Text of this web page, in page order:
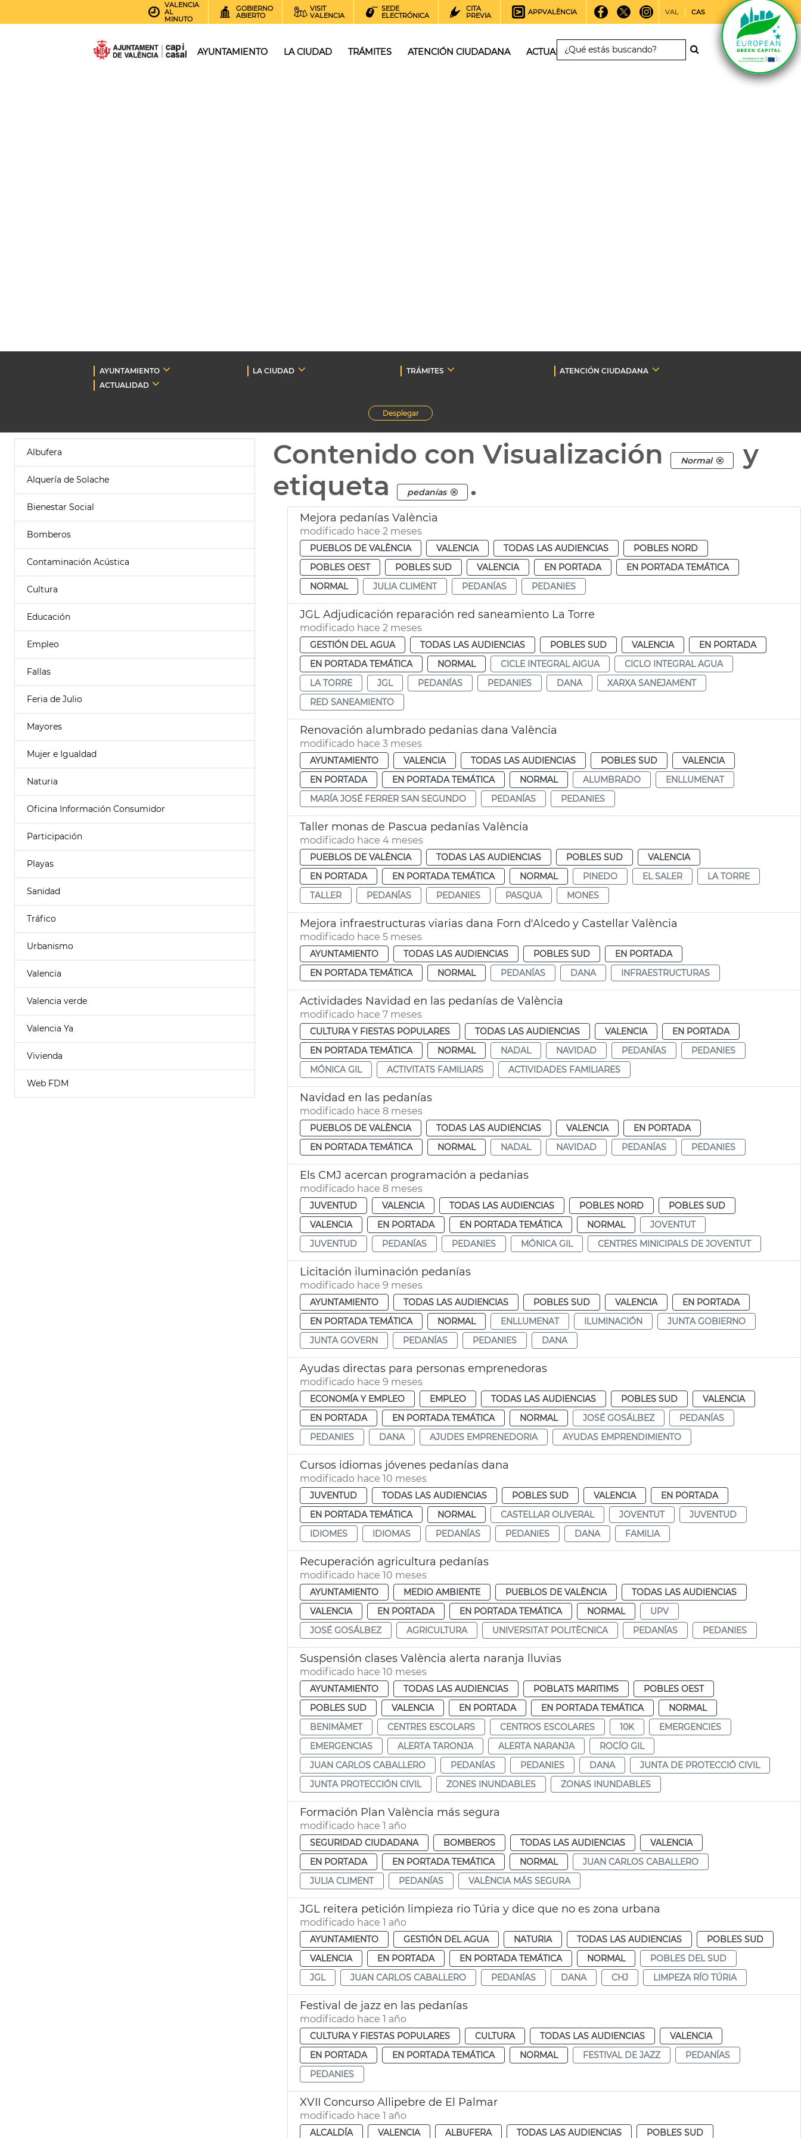
VALENCIA
AL
MINUTO
GOBIERNO
ABIERTO
VISIT
VALENCIA
SEDE
ELECTRÓNICA
CITA
PREVIA
APPVALÈNCIA VAL CAS
AYUNTAMIENTO LA CIUDAD TRÁMITES ATENCIÓN CIUDADANA ACTUALIDAD
AYUNTAMIENTO LA CIUDAD TRÁMITES
ATENCIÓN CIUDADANA
ACTUALIDAD
Desplegar
Albufera
Alquería de Solache
Bienestar Social
Bomberos
Contaminación Acústica
Cultura
Educación
Empleo
Fallas
Feria de Julio
Mayores
Mujer e Igualdad
Naturia
Oficina Información Consumidor
Participación
Playas
Sanidad
Tráfico
Urbanismo
Valencia
Valencia verde
Valencia Ya
Vivienda
Web FDM
Contenido con Visualización Normal
y
etiqueta
pedanías .
Mejora pedanías València
modificado hace 2 meses
PUEBLOS DE VALÈNCIA VALENCIA TODAS LAS AUDIENCIAS
POBLES NORD
POBLES OEST
POBLES SUD VALENCIA EN PORTADA
EN PORTADA TEMÁTICA
NORMAL
JULIA CLIMENT PEDANÍAS PEDANIES
JGL Adjudicación reparación red saneamiento La Torre
modificado hace 2 meses
GESTIÓN DEL AGUA TODAS LAS AUDIENCIAS POBLES SUD VALENCIA
EN PORTADA
EN PORTADA TEMÁTICA
NORMAL CICLE INTEGRAL AIGUA
CICLO INTEGRAL AGUA
LA TORRE
JGL PEDANÍAS PEDANIES DANA
XARXA SANEJAMENT
RED SANEAMIENTO
Renovación alumbrado pedanias dana València
modificado hace 3 meses
AYUNTAMIENTO VALENCIA TODAS LAS AUDIENCIAS POBLES SUD
VALENCIA
EN PORTADA
EN PORTADA TEMÁTICA NORMAL ALUMBRADO
ENLLUMENAT
MARÍA JOSÉ FERRER SAN SEGUNDO
PEDANÍAS PEDANIES
Taller monas de Pascua pedanías València
modificado hace 4 meses
PUEBLOS DE VALÈNCIA TODAS LAS AUDIENCIAS POBLES SUD
VALENCIA
EN PORTADA
EN PORTADA TEMÁTICA NORMAL PINEDO EL SALER
LA TORRE
TALLER
PEDANÍAS PEDANIES PASQUA MONES
Mejora infraestructuras viarias dana Forn d'Alcedo y Castellar València
modificado hace 5 meses
AYUNTAMIENTO TODAS LAS AUDIENCIAS POBLES SUD
EN PORTADA
EN PORTADA TEMÁTICA
NORMAL PEDANÍAS DANA INFRAESTRUCTURAS
Actividades Navidad en las pedanías de València
modificado hace 7 meses
CULTURA Y FIESTAS POPULARES TODAS LAS AUDIENCIAS VALENCIA
EN PORTADA
EN PORTADA TEMÁTICA
NORMAL NADAL NAVIDAD PEDANÍAS
PEDANIES
MÓNICA GIL
ACTIVITATS FAMILIARS ACTIVIDADES FAMILIARES
Navidad en las pedanías
modificado hace 8 meses
PUEBLOS DE VALÈNCIA TODAS LAS AUDIENCIAS VALENCIA
EN PORTADA
EN PORTADA TEMÁTICA
NORMAL NADAL NAVIDAD PEDANÍAS PEDANIES
Els CMJ acercan programación a pedanias
modificado hace 8 meses
JUVENTUD VALENCIA TODAS LAS AUDIENCIAS POBLES NORD
POBLES SUD
VALENCIA
EN PORTADA EN PORTADA TEMÁTICA NORMAL
JOVENTUT
JUVENTUD
PEDANÍAS PEDANIES MÓNICA GIL CENTRES MINICIPALS DE JOVENTUT
Licitación iluminación pedanías
modificado hace 9 meses
AYUNTAMIENTO TODAS LAS AUDIENCIAS POBLES SUD VALENCIA
EN PORTADA
EN PORTADA TEMÁTICA
NORMAL ENLLUMENAT ILUMINACIÓN
JUNTA GOBIERNO
JUNTA GOVERN
PEDANÍAS PEDANIES DANA
Ayudas directas para personas emprenedoras
modificado hace 9 meses
ECONOMÍA Y EMPLEO EMPLEO TODAS LAS AUDIENCIAS POBLES SUD
VALENCIA
EN PORTADA
EN PORTADA TEMÁTICA NORMAL JOSÉ GOSÁLBEZ
PEDANÍAS
PEDANIES
DANA AJUDES EMPRENEDORIA AYUDAS EMPRENDIMIENTO
Cursos idiomas jóvenes pedanías dana
modificado hace 10 meses
JUVENTUD TODAS LAS AUDIENCIAS POBLES SUD VALENCIA
EN PORTADA
EN PORTADA TEMÁTICA
NORMAL CASTELLAR OLIVERAL JOVENTUT
JUVENTUD
IDIOMES
IDIOMAS PEDANÍAS PEDANIES DANA FAMILIA
Recuperación agricultura pedanías
modificado hace 10 meses
AYUNTAMIENTO MEDIO AMBIENTE PUEBLOS DE VALÈNCIA
TODAS LAS AUDIENCIAS
VALENCIA
EN PORTADA EN PORTADA TEMÁTICA NORMAL
UPV
JOSÉ GOSÁLBEZ
AGRICULTURA UNIVERSITAT POLITÈCNICA PEDANÍAS PEDANIES
Suspensión clases València alerta naranja lluvias
modificado hace 10 meses
AYUNTAMIENTO TODAS LAS AUDIENCIAS POBLATS MARITIMS
POBLES OEST
POBLES SUD
VALENCIA EN PORTADA EN PORTADA TEMÁTICA
NORMAL
BENIMÀMET
CENTRES ESCOLARS CENTROS ESCOLARES 10K
EMERGENCIES
EMERGENCIAS
ALERTA TARONJA ALERTA NARANJA
ROCÍO GIL
JUAN CARLOS CABALLERO
PEDANÍAS PEDANIES DANA
JUNTA DE PROTECCIÓ CIVIL
JUNTA PROTECCIÓN CIVIL
ZONES INUNDABLES ZONAS INUNDABLES
Formación Plan València más segura
modificado hace 1 año
SEGURIDAD CIUDADANA BOMBEROS TODAS LAS AUDIENCIAS
VALENCIA
EN PORTADA
EN PORTADA TEMÁTICA NORMAL
JUAN CARLOS CABALLERO
JULIA CLIMENT
PEDANÍAS VALÈNCIA MÁS SEGURA
JGL reitera petición limpieza rio Túria y dice que no es zona urbana
modificado hace 1 año
AYUNTAMIENTO GESTIÓN DEL AGUA NATURIA TODAS LAS AUDIENCIAS
POBLES SUD
VALENCIA
EN PORTADA EN PORTADA TEMÁTICA NORMAL
POBLES DEL SUD
JGL
JUAN CARLOS CABALLERO PEDANÍAS DANA CHJ LIMPEZA RÍO TÚRIA
Festival de jazz en las pedanías
modificado hace 1 año
CULTURA Y FIESTAS POPULARES CULTURA TODAS LAS AUDIENCIAS
VALENCIA
EN PORTADA
EN PORTADA TEMÁTICA NORMAL FESTIVAL DE JAZZ
PEDANÍAS
PEDANIES
XVII Concurso Allipebre de El Palmar
modificado hace 1 año
ALCALDÍA VALENCIA ALBUFERA TODAS LAS AUDIENCIAS POBLES SUD